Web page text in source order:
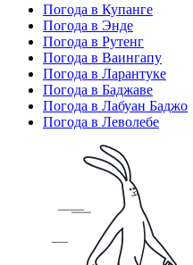
Погода в Купанге
Погода в Энде
Погода в Рутенг
Погода в Ваингапу
Погода в Ларантуке
Погода в Баджаве
Погода в Лабуан Баджо
Погода в Леволебе